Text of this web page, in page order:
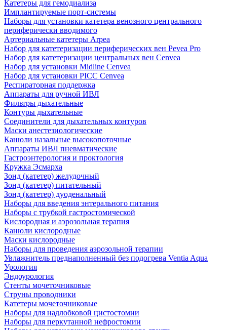
Катетеры для гемодиализа
Имплантируемые порт‑системы
Наборы для установки катетера венозного центрального
периферически вводимого
Артериальные катетеры Arpea
Набор для катетеризации периферических вен Pevea Pro
Набор для катетеризации центральных вен Cenvea
Набор для установки Midline Cenvea
Набор для установки PICC Cenvea
Респираторная поддержка
Аппараты для ручной ИВЛ
Фильтры дыхательные
Контуры дыхательные
Соединители для дыхательных контуров
Маски анестезиологические
Канюли назальные высокопоточные
Аппараты ИВЛ пневматические
Гастроэнтерология и проктология
Кружка Эсмарха
Зонд (катетер) желудочный
Зонд (катетер) питательный
Зонд (катетер) дуоденальный
Наборы для введения энтерального питания
Наборы с трубкой гастростомической
Кислородная и аэрозольная терапия
Канюли кислородные
Маски кислородные
Наборы для проведения аэрозольной терапии
Увлажнитель преднаполненный без подогрева Ventia Aqua
Урология
Эндоурология
Стенты мочеточниковые
Струны проводники
Катетеры мочеточниковые
Наборы для надлобковой цистостомии
Наборы для перкутанной нефростомии